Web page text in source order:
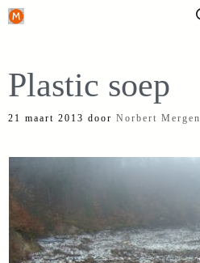
Ga
inhoud
Plastic soep
21 maart 2013 door Norbert Mergen